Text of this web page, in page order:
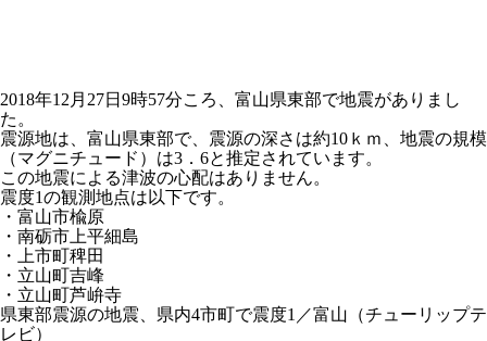
2018年12月27日9時57分ころ、富山県東部で地震がありまし
た。
震源地は、富山県東部で、震源の深さは約10ｋｍ、地震の規模
（マグニチュード）は3．6と推定されています。
この地震による津波の心配はありません。
震度1の観測地点は以下です。
・富山市楡原
・南砺市上平細島
・上市町稗田
・立山町吉峰
・立山町芦峅寺
県東部震源の地震、県内4市町で震度1／富山（チューリップテ
レビ）